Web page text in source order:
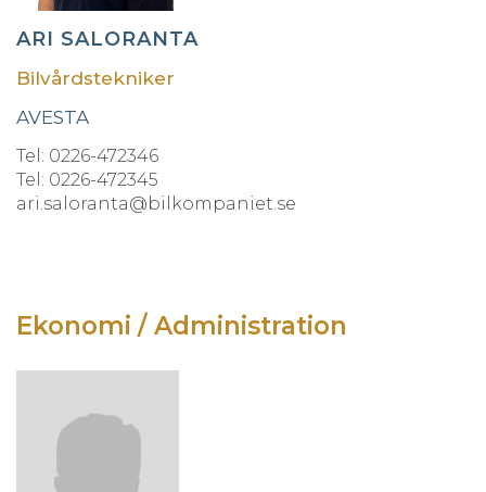
ARI SALORANTA
Bilvårdstekniker
AVESTA
Tel: 0226-472346
Tel: 0226-472345
ari.saloranta@bilkompaniet.se
Ekonomi / Administration